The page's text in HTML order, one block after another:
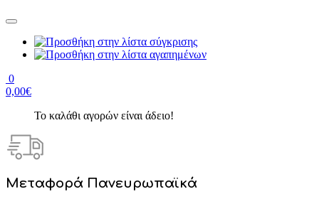
0
0,00€
Το καλάθι αγορών είναι άδειο!
Μεταφορά Πανευρωπαϊκά